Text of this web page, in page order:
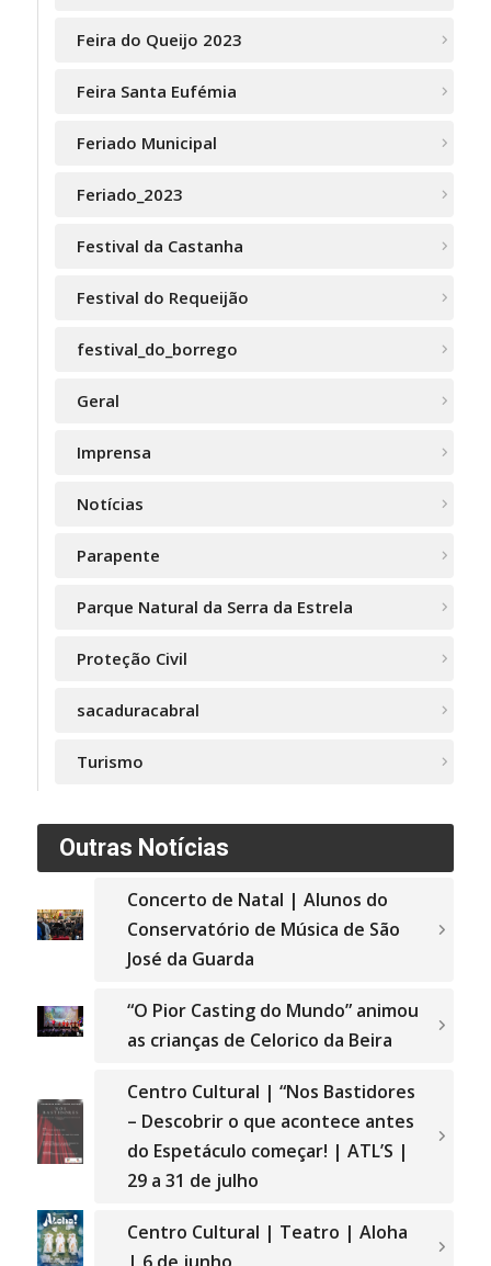
Feira do Queijo 2023
Feira Santa Eufémia
Feriado Municipal
Feriado_2023
Festival da Castanha
Festival do Requeijão
festival_do_borrego
Geral
Imprensa
Notícias
Parapente
Parque Natural da Serra da Estrela
Proteção Civil
sacaduracabral
Turismo
Outras Notícias
Concerto de Natal | Alunos do
Conservatório de Música de São
José da Guarda
“O Pior Casting do Mundo” animou
as crianças de Celorico da Beira
Centro Cultural | “Nos Bastidores
– Descobrir o que acontece antes
do Espetáculo começar! | ATL’S |
29 a 31 de julho
Centro Cultural | Teatro | Aloha